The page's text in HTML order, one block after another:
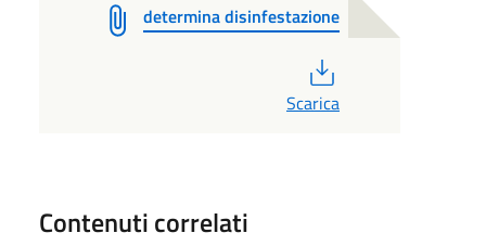
determina disinfestazione
Scarica
Contenuti correlati